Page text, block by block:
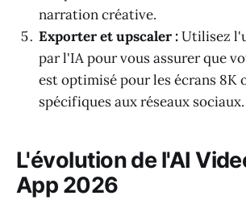
narration créative.
Exporter et upscaler :Utilisez
par l'IA pour vous assurer que
est optimisé pour les écrans 8K
spécifiques aux réseaux sociaux.
L'évolution de l'AI
App 2026